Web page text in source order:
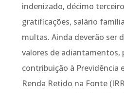
indenizado, décimo
gratificações, salário
multas. Ainda deverão ser
valores de adiantamentos,
contribuição à Previdência
Renda Retido na Fonte